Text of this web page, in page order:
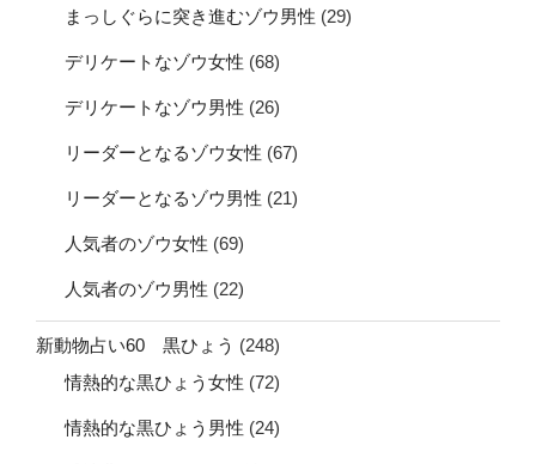
まっしぐらに突き進むゾウ男性 (29)
デリケートなゾウ女性 (68)
デリケートなゾウ男性 (26)
リーダーとなるゾウ女性 (67)
リーダーとなるゾウ男性 (21)
人気者のゾウ女性 (69)
人気者のゾウ男性 (22)
新動物占い60 黒ひょう (248)
情熱的な黒ひょう女性 (72)
情熱的な黒ひょう男性 (24)